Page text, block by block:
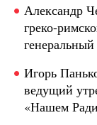
Александр
греко-
Игорь
ведущий
«Нашем